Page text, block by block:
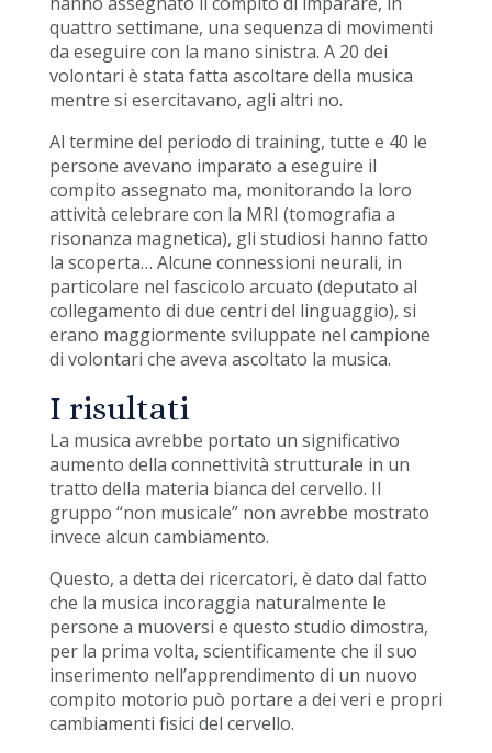
quattro settimane, una sequenza di movimenti
da eseguire con la mano sinistra. A 20 dei
volontari è stata fatta ascoltare della musica
mentre si esercitavano, agli altri no.
Al termine del periodo di training, tutte e 40 le
persone avevano imparato a eseguire il
compito assegnato ma, monitorando la loro
attività celebrare con la MRI (tomografia a
risonanza magnetica), gli studiosi hanno fatto
la scoperta… Alcune connessioni neurali, in
particolare nel fascicolo arcuato (deputato al
collegamento di due centri del linguaggio), si
erano maggiormente sviluppate nel campione
di volontari che aveva ascoltato la musica.
I risultati
La musica avrebbe portato un significativo
aumento della connettività strutturale in un
tratto della materia bianca del cervello. Il
gruppo “non musicale” non avrebbe mostrato
invece alcun cambiamento.
Questo, a detta dei ricercatori, è dato dal fatto
che la musica incoraggia naturalmente le
persone a muoversi e questo studio dimostra,
per la prima volta, scientificamente che il suo
inserimento nell’apprendimento di un nuovo
compito motorio può portare a dei veri e propri
cambiamenti fisici del cervello.